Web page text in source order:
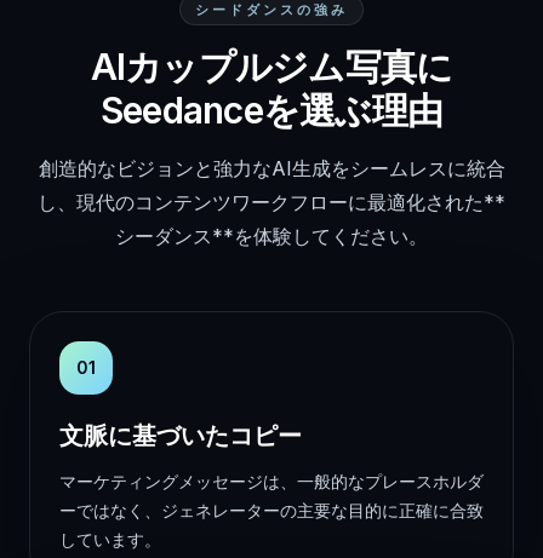
シードダンスの強み
AIカップルジム写真に
Seedanceを選ぶ理由
創造的なビジョンと強力なAI生成をシームレスに統合
し、現代のコンテンツワークフローに最適化された**
シーダンス**を体験してください。
01
文脈に基づいたコピー
マーケティングメッセージは、一般的なプレースホルダ
ーではなく、ジェネレーターの主要な目的に正確に合致
しています。